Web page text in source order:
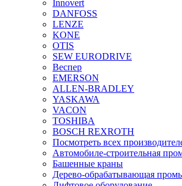
Innovert
DANFOSS
LENZE
KONE
OTIS
SEW EURODRIVE
Веспер
EMERSON
ALLEN-BRADLEY
YASKAWA
VACON
TOSHIBA
BOSCH REXROTH
Посмотреть всех
Автомобиле-строительная
Башенные краны
Дерево-обрабатывающая